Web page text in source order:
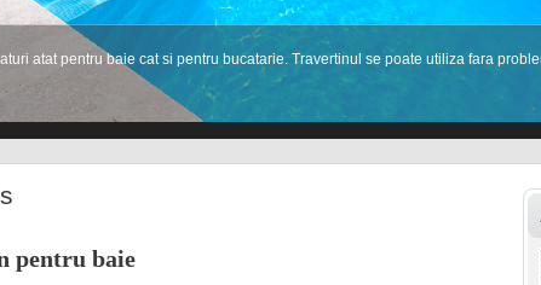
atat pentru baie cat si pentru bucatarie. Travertinul se poate utiliza fara
inceput travertinul trebuie ingrijit si curatat corespunzator...
5 7
pentru baie